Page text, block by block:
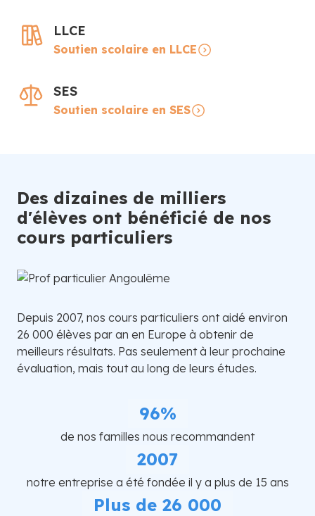
LLCE
Soutien scolaire en LLCE
SES
Soutien scolaire en SES
Des dizaines de milliers
d'élèves ont bénéficié de nos
cours particuliers
Depuis 2007, nos cours particuliers ont aidé environ
26 000 élèves par an en Europe à obtenir de
meilleurs résultats. Pas seulement à leur prochaine
évaluation, mais tout au long de leurs études.
96%
de nos familles nous recommandent
2007
notre entreprise a été fondée il y a plus de 15 ans
Plus de 26 000